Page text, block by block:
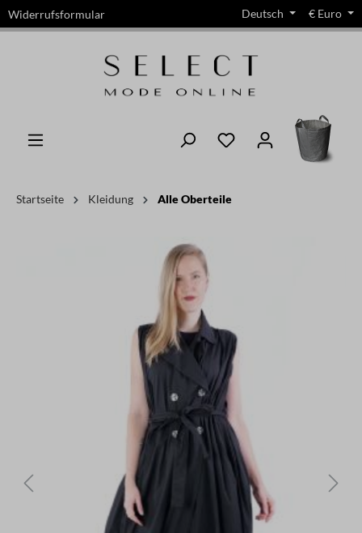
springen
Widerrufsformular Deutsch € Euro
Startseite Kleidung Alle Oberteile